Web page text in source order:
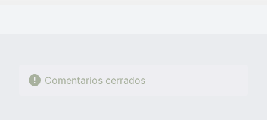
FACEBOOK
TWITTERFLIPBOARD
E-
WHATSAPP
Comentarios cerrados